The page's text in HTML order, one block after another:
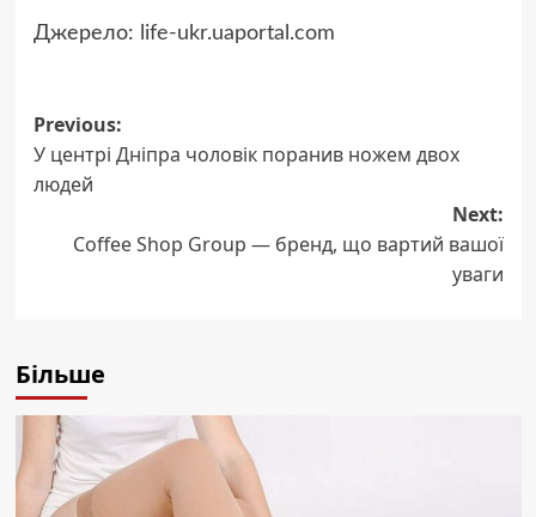
Джерело: life-ukr.uaportal.com
Post
navigation
Previous:
У центрі Дніпра чоловік поранив ножем двох
людей
Next:
Coffee Shop Group — бренд, що вартий вашої
уваги
Більше